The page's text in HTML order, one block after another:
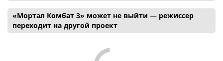
«Мортал Комбат 3» может не выйти — режиссер
переходит на другой проект